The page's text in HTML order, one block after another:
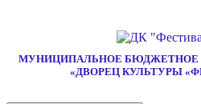
МУНИЦИПАЛЬНОЕ БЮДЖЕТНОЕ
«ДВОРЕЦ КУЛЬТУРЫ